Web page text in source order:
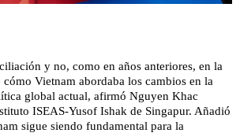
y no, como en años anteriores, en la
Vietnam abordaba los cambios en la
global actual, afirmó Nguyen Khac
ISEAS-Yusof Ishak de Singapur. Añadió
sigue siendo fundamental para la